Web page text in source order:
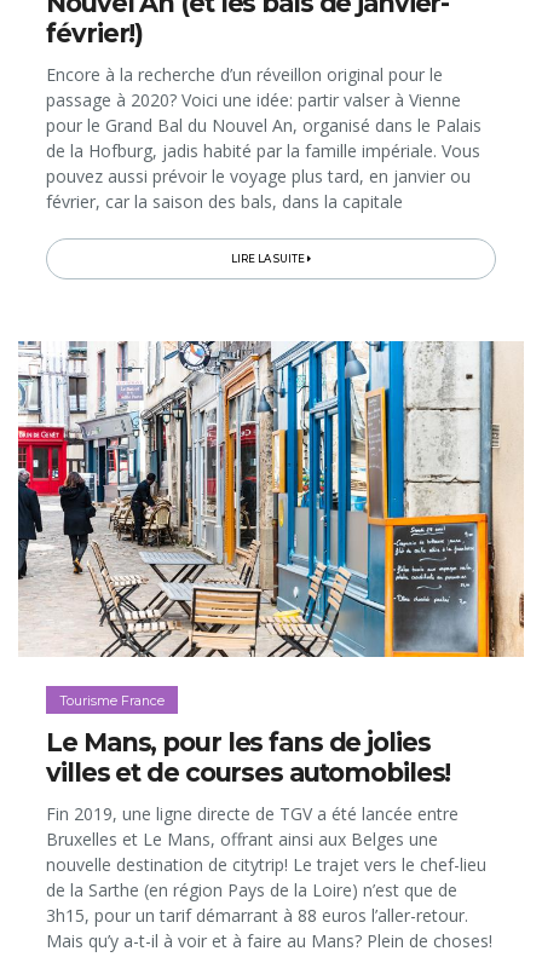
février!)
Encore à la recherche d’un réveillon original pour le
passage à 2020? Voici une idée: partir valser à Vienne
pour le Grand Bal du Nouvel An, organisé dans le Palais
de la Hofburg, jadis habité par la famille impériale. Vous
pouvez aussi prévoir le voyage plus tard, en janvier ou
février, car la saison des bals, dans la capitale
LIRE LA SUITE
Tourisme France
Le Mans, pour les fans de jolies
villes et de courses automobiles!
Fin 2019, une ligne directe de TGV a été lancée entre
Bruxelles et Le Mans, offrant ainsi aux Belges une
nouvelle destination de citytrip! Le trajet vers le chef-lieu
de la Sarthe (en région Pays de la Loire) n’est que de
3h15, pour un tarif démarrant à 88 euros l’aller-retour.
Mais qu’y a-t-il à voir et à faire au Mans? Plein de choses!